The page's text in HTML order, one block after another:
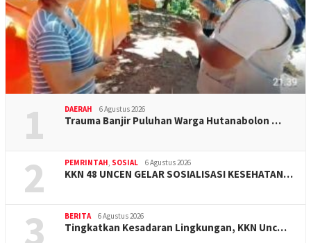
1 DAERAH 6 Agustus 2026
Trauma Banjir Puluhan Warga Hutanabolon …
2 PEMRINTAH, SOSIAL 6 Agustus 2026
KKN 48 UNCEN GELAR SOSIALISASI KESEHATAN…
3 BERITA 6 Agustus 2026
Tingkatkan Kesadaran Lingkungan, KKN Unc…